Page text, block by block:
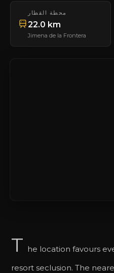
محطة القطار
22.0 km
Jimena de la Frontera
T he location favours
resort seclusion. The